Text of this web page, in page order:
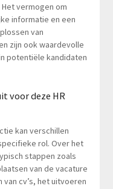
vermogen om
informatie en een
van
zijn ook waardevolle
potentiële kandidaten
voor deze HR
kan verschillen
rol. Over het
stappen zoals
van de vacature
cv’s, het uitvoeren